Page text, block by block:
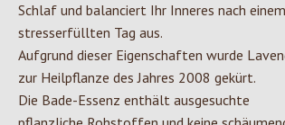
Schlaf und balanciert Ihr Inneres nach einem
stresserfüllten Tag aus.
Aufgrund dieser Eigenschaften wurde
zur Heilpflanze des Jahres 2008 gekürt.
Die Bade-Essenz enthält ausgesuchte